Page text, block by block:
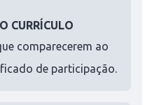
CURRÍCULO
comparecerem ao
de participação.